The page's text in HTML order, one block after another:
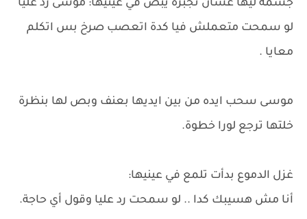
جسمه ليها عشان تجبره يبص في عينيها: موسى رد عليا
لو سمحت متعملش فيا كدة اتعصب صرخ بس اتكلم
معايا .
موسى سحب ايده من بين ايديها بعنف وبص لها بنظرة
خلتها ترجع لورا خطوة.
غزل الدموع بدأت تلمع في عينيها:
أنا مش هسيبك كدا .. لو سمحت رد عليا وقول أي حاجة.